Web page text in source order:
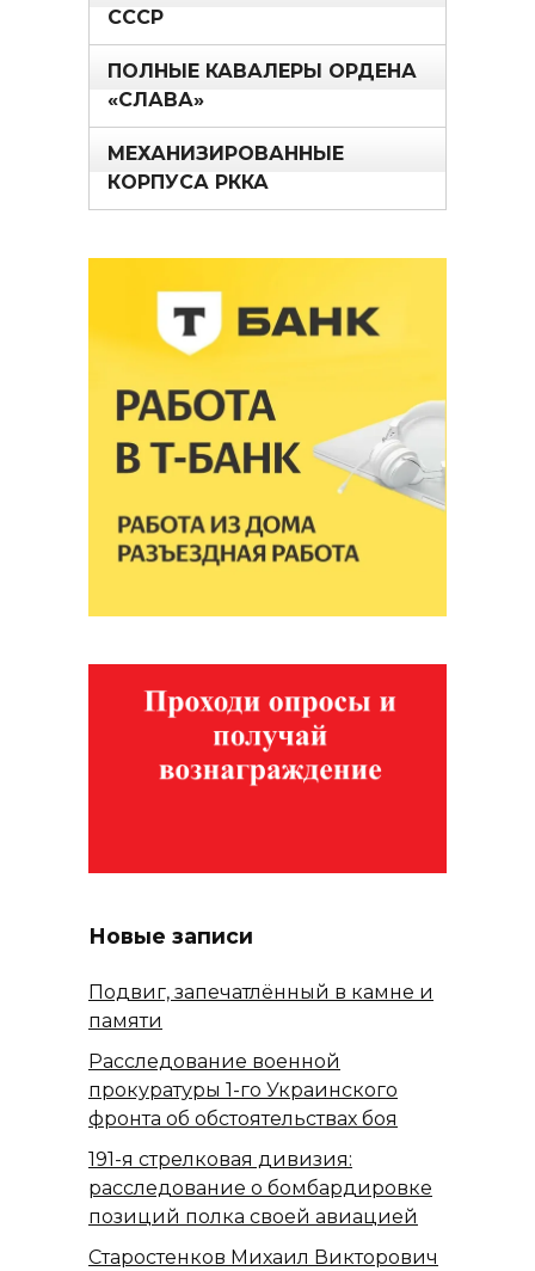
СССР
ПОЛНЫЕ КАВАЛЕРЫ ОРДЕНА
«СЛАВА»
МЕХАНИЗИРОВАННЫЕ
КОРПУСА РККА
Новые записи
Подвиг, запечатлённый в камне и
памяти
Расследование военной
прокуратуры 1-го Украинского
фронта об обстоятельствах боя
191-я стрелковая дивизия:
расследование о бомбардировке
позиций полка своей авиацией
Старостенков Михаил Викторович